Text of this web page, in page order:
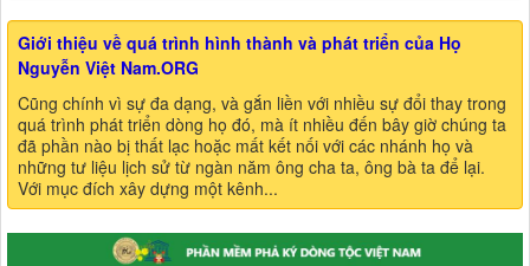
Giới thiệu về quá trình hình thành và phát triển của Họ
Nguyễn Việt Nam.ORG
Cũng chính vì sự đa dạng, và gắn liền với nhiều sự đổi thay trong
quá trình phát triển dòng họ đó, mà ít nhiều đến bây giờ chúng ta
đã phần nào bị thất lạc hoặc mất kết nối với các nhánh họ và
những tư liệu lịch sử từ ngàn năm ông cha ta, ông bà ta để lại.
Với mục đích xây dựng một kênh...